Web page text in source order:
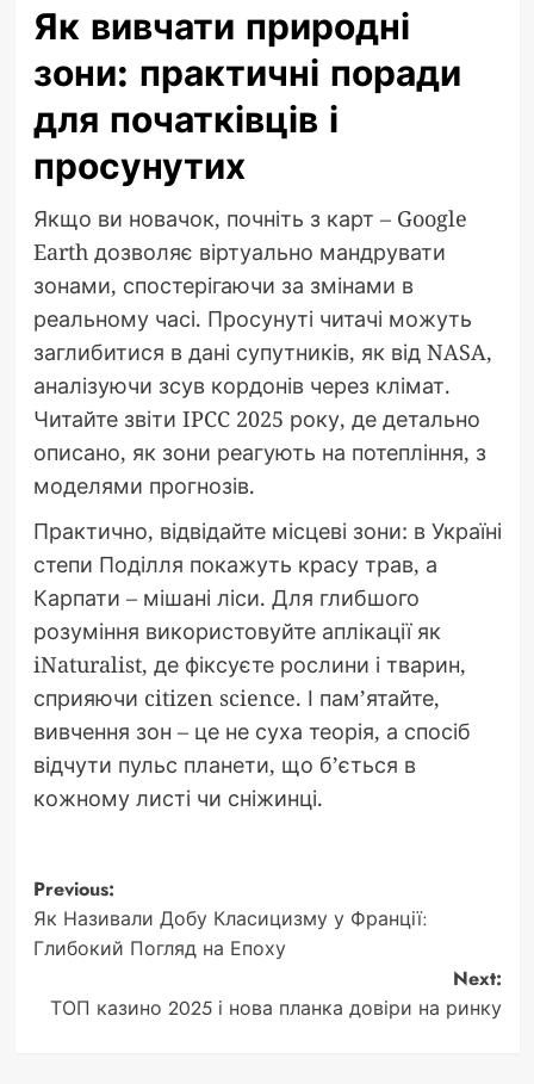
Як вивчати природні
зони: практичні поради
для початківців і
просунутих
Якщо ви новачок, почніть з карт – Google
Earth дозволяє віртуально мандрувати
зонами, спостерігаючи за змінами в
реальному часі. Просунуті читачі можуть
заглибитися в дані супутників, як від NASA,
аналізуючи зсув кордонів через клімат.
Читайте звіти IPCC 2025 року, де детально
описано, як зони реагують на потепління, з
моделями прогнозів.
Практично, відвідайте місцеві зони: в Україні
степи Поділля покажуть красу трав, а
Карпати – мішані ліси. Для глибшого
розуміння використовуйте аплікації як
iNaturalist, де фіксуєте рослини і тварин,
сприяючи citizen science. І пам’ятайте,
вивчення зон – це не суха теорія, а спосіб
відчути пульс планети, що б’ється в
кожному листі чи сніжинці.
Post
navigation
Previous:
Як Називали Добу Класицизму у Франції:
Глибокий Погляд на Епоху
Next:
ТОП казино 2025 і нова планка довіри на ринку